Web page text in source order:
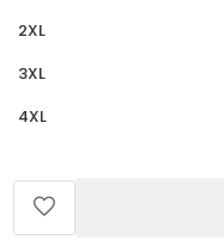
2XL
3XL
4XL